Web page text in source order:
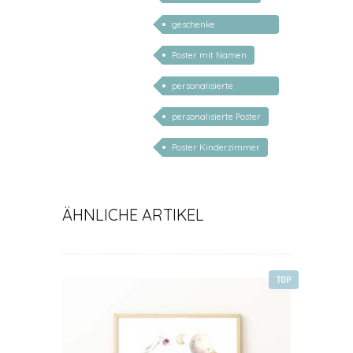
geschenke
personalisiert kinder
Poster mit Namen
personalisierte
Geschenke
personalisierte Poster
Poster Kinderzimmer
ÄHNLICHE ARTIKEL
TOP